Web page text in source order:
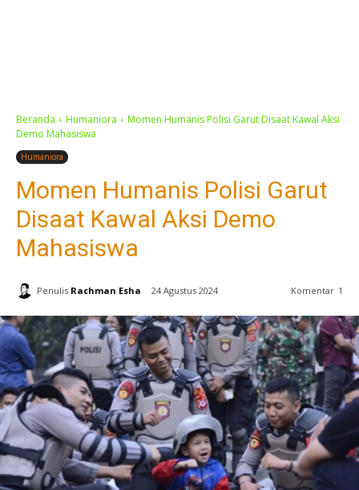
Beranda Humaniora
Momen Humanis Polisi Garut Disaat Kawal Aksi
Demo Mahasiswa
Humaniora
Momen Humanis Polisi Garut
Disaat Kawal Aksi Demo
Mahasiswa
Penulis Rachman Esha 24 Agustus 2024 Komentar 1